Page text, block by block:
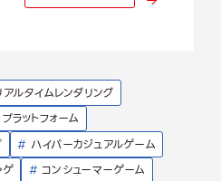
アルタイムレンダリング
プラットフォーム
# ハイパーカジュアルゲーム
ゲ # コンシューマーゲーム